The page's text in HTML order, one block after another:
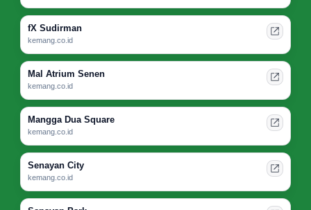
fX Sudirman
kemang.co.id
Mal Atrium Senen
kemang.co.id
Mangga Dua Square
kemang.co.id
Senayan City
kemang.co.id